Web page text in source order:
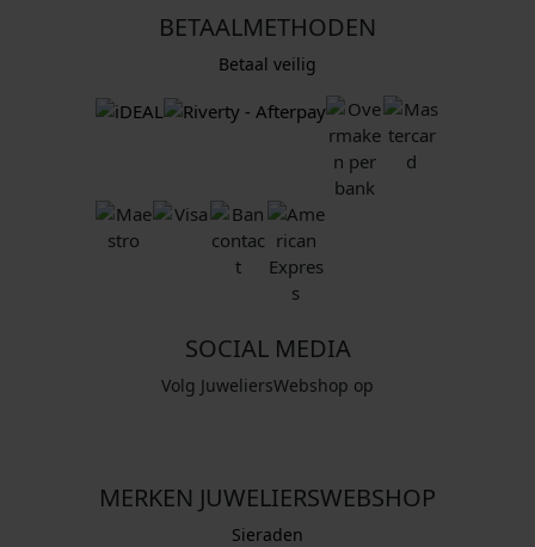
BETAALMETHODEN
Betaal veilig
SOCIAL MEDIA
Volg JuweliersWebshop op
MERKEN JUWELIERSWEBSHOP
Sieraden